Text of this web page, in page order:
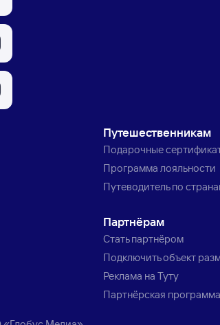
Путешественникам
Подарочные
Программа лояльности
Путеводитель по
Партнёрам
Стать партнёром
Подключить объект
Реклама на Туту
Партнёрская программа